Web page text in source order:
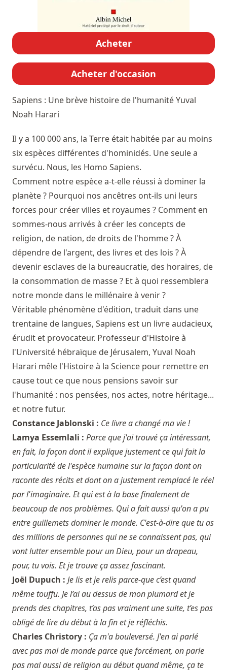
Acheter
Acheter d'occasion
Sapiens : Une brève histoire de l'humanitéYuval
Noah Harari
Il y a 100 000 ans, la Terre était habitée par au moins
six espèces différentes d'hominidés. Une seule a
survécu. Nous, les Homo Sapiens.
Comment notre espèce a-t-elle réussi à dominer la
planète ? Pourquoi nos ancêtres ont-ils uni leurs
forces pour créer villes et royaumes ? Comment en
sommes-nous arrivés à créer les concepts de
religion, de nation, de droits de l'homme ? À
dépendre de l'argent, des livres et des lois ? À
devenir esclaves de la bureaucratie, des horaires, de
la consommation de masse ? Et à quoi ressemblera
notre monde dans le millénaire à venir ?
Véritable phénomène d'édition, traduit dans une
trentaine de langues, Sapiens est un livre audacieux,
érudit et provocateur. Professeur d'Histoire à
l'Université hébraïque de Jérusalem, Yuval Noah
Harari mêle l'Histoire à la Science pour remettre en
cause tout ce que nous pensions savoir sur
l'humanité : nos pensées, nos actes, notre héritage...
et notre futur.
Constance Jablonski : Ce livre a changé ma vie !
Lamya Essemlali : Parce que j'ai trouvé ça intéressant,
en fait, la façon dont il explique justement ce qui fait la
particularité de l'espèce humaine sur la façon dont on
raconte des récits et dont on a justement remplacé le réel
par l'imaginaire. Et qui est à la base finalement de
beaucoup de nos problèmes. Qui a fait aussi qu'on a pu
entre guillemets dominer le monde. C'est-à-dire que tu as
des millions de personnes qui ne se connaissent pas, qui
vont lutter ensemble pour un Dieu, pour un drapeau,
pour, tu vois. Et je trouve ça assez fascinant.
Joël Dupuch : Je lis et je relis parce-que c’est quand
même touffu. Je l’ai au dessus de mon plumard et je
prends des chapitres, t’as pas vraiment une suite, t’es pas
obligé de lire du début à la fin et je réfléchis.
Charles Christory : Ça m'a bouleversé. J'en ai parlé
avec pas mal de monde parce que forcément, on parle
pas mal aussi de religion au début quand même, ça te